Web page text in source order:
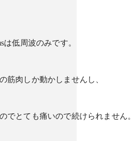
は低周波のみです。
筋肉しか動かしませんし、
でとても痛いので続けられません。